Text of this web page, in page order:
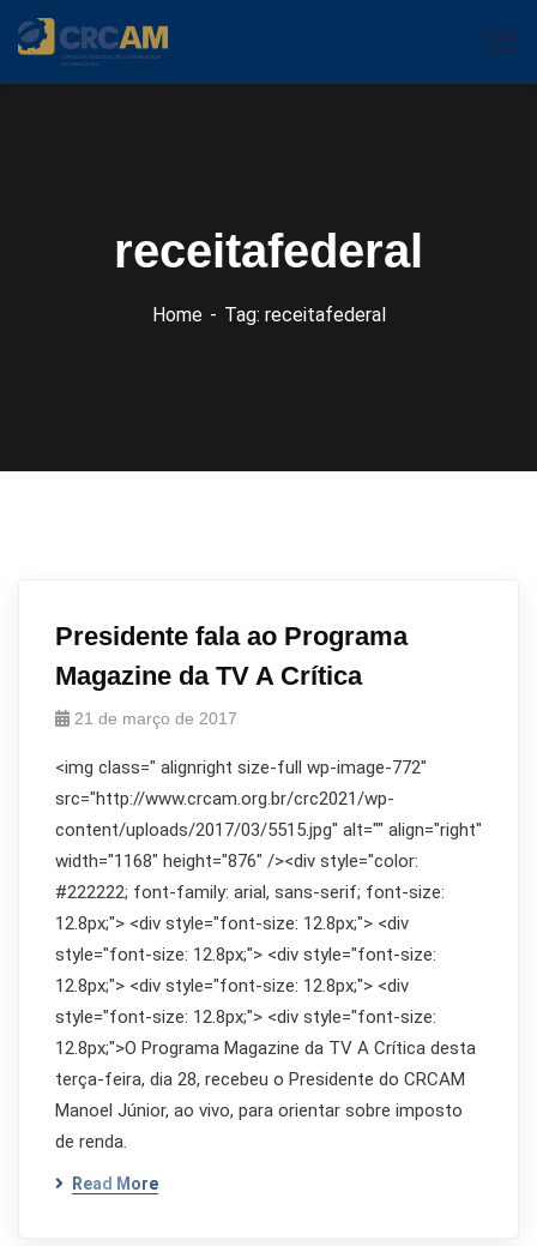
receitafederal
Home Tag: receitafederal
Presidente fala ao Programa
Magazine da TV A Crítica
21 de março de 2017
<img class=" alignright size-full wp-image-772"
src="http://www.crcam.org.br/crc2021/wp-
content/uploads/2017/03/5515.jpg" alt="" align="right"
width="1168" height="876" /><div style="color:
#222222; font-family: arial, sans-serif; font-size:
12.8px;"> <div style="font-size: 12.8px;"> <div
style="font-size: 12.8px;"> <div style="font-size:
12.8px;"> <div style="font-size: 12.8px;"> <div
style="font-size: 12.8px;"> <div style="font-size:
12.8px;">O Programa Magazine da TV A Crítica desta
terça-feira, dia 28, recebeu o Presidente do CRCAM
Manoel Júnior, ao vivo, para orientar sobre imposto
de renda.
Read More